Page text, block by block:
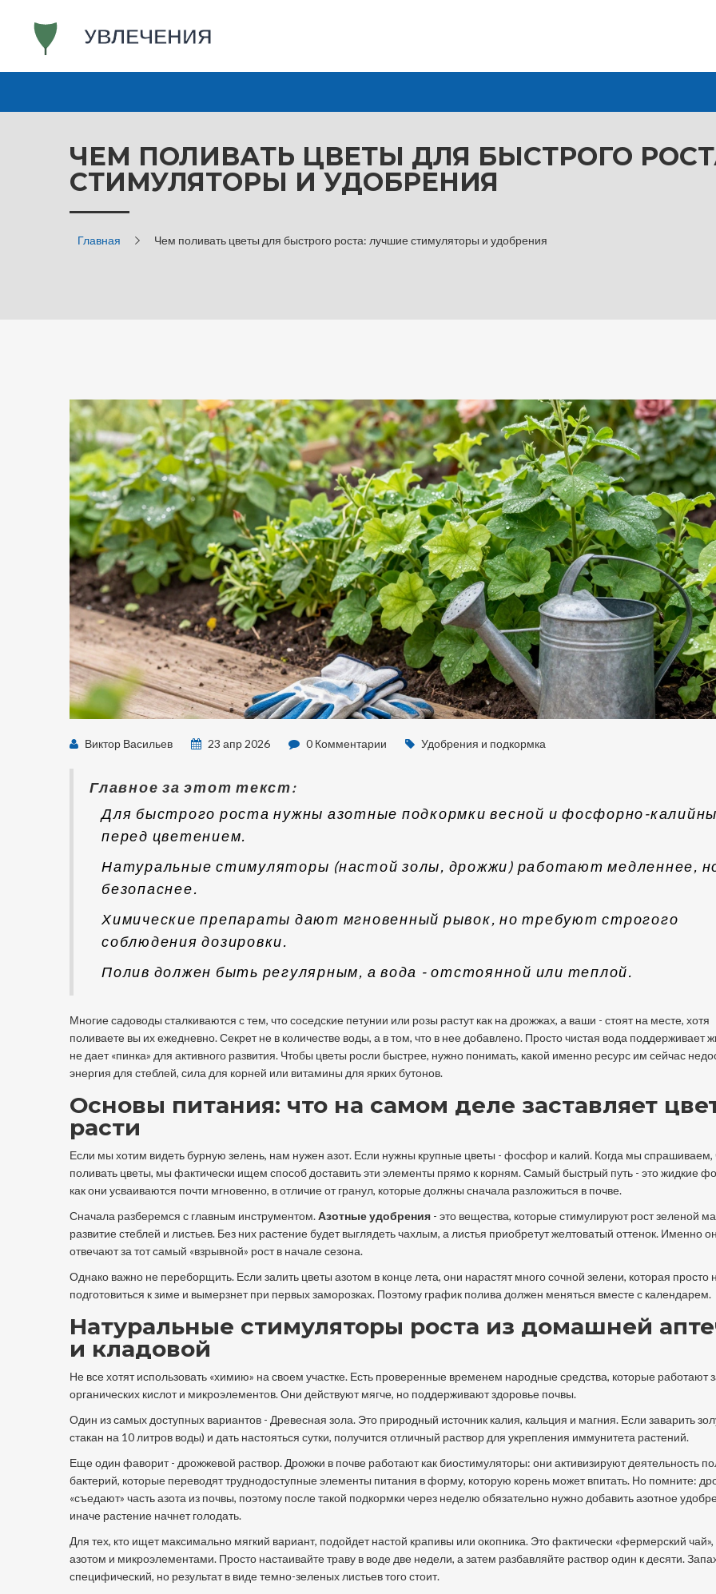
ЧЕМ ПОЛИВАТЬ ЦВЕТЫ ДЛЯ БЫСТРОГО
СТИМУЛЯТОРЫ И УДОБРЕНИЯ
Главная Чем поливать цветы для быстрого роста: лучшие стимуляторы и удобрения
Виктор Васильев 23 апр 2026 0 Комментарии Удобрения и подкормка
Главное за этот текст:
Для быстрого роста нужны азотные подкормки весной и фосфорно-
перед цветением.
Натуральные стимуляторы (настой золы, дрожжи) работают медленнее,
безопаснее.
Химические препараты дают мгновенный рывок, но требуют строгого
соблюдения дозировки.
Полив должен быть регулярным, а вода - отстоянной или теплой.
Многие садоводы сталкиваются с тем, что соседские петунии или розы растут как на дрожжах, а ваши - стоят на месте, хотя
поливаете вы их ежедневно. Секрет не в количестве воды, а в том, что в нее добавлено. Просто чистая вода поддерживает
не дает «пинка» для активного развития. Чтобы цветы росли быстрее, нужно понимать, какой именно ресурс им сейчас
энергия для стеблей, сила для корней или витамины для ярких бутонов.
Основы питания: что на самом деле заставляет
расти
Если мы хотим видеть бурную зелень, нам нужен азот. Если нужны крупные цветы - фосфор и калий. Когда мы спрашиваем,
поливать цветы, мы фактически ищем способ доставить эти элементы прямо к корням. Самый быстрый путь - это жидкие
как они усваиваются почти мгновенно, в отличие от гранул, которые должны сначала разложиться в почве.
Сначала разберемся с главным инструментом.Азотные удобрения - это вещества, которые стимулируют рост зеленой
развитие стеблей и листьев. Без них растение будет выглядеть чахлым, а листья приобретут желтоватый оттенок. Именно
отвечают за тот самый «взрывной» рост в начале сезона.
Однако важно не переборщить. Если залить цветы азотом в конце лета, они нарастят много сочной зелени, которая просто
подготовиться к зиме и вымерзнет при первых заморозках. Поэтому график полива должен меняться вместе с календарем.
Натуральные стимуляторы роста из домашней
и кладовой
Не все хотят использовать «химию» на своем участке. Есть проверенные временем народные средства, которые работают
органических кислот и микроэлементов. Они действуют мягче, но поддерживают здоровье почвы.
Один из самых доступных вариантов - Древесная зола. Это природный источник калия, кальция и магния. Если заварить
стакан на 10 литров воды) и дать настояться сутки, получится отличный раствор для укрепления иммунитета растений.
Еще один фаворит - дрожжевой раствор. Дрожжи в почве работают как биостимуляторы: они активизируют деятельность
бактерий, которые переводят труднодоступные элементы питания в форму, которую корень может впитать. Но помните:
«съедают» часть азота из почвы, поэтому после такой подкормки через неделю обязательно нужно добавить азотное
иначе растение начнет голодать.
Для тех, кто ищет максимально мягкий вариант, подойдет настой крапивы или окопника. Это фактически «фермерский
азотом и микроэлементами. Просто настаивайте траву в воде две недели, а затем разбавляйте раствор один к десяти.
специфический, но результат в виде темно-зеленых листьев того стоит.